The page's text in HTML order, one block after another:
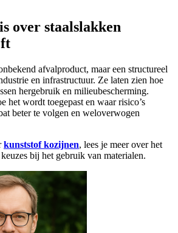
over staalslakken
afvalproduct, maar een structureel
en infrastructuur. Ze laten zien hoe
hergebruik en milieubescherming.
het wordt toegepast en waar risico’s
beter te volgen en weloverwogen
kunststof kozijnen, lees je meer over het
bij het gebruik van materialen.